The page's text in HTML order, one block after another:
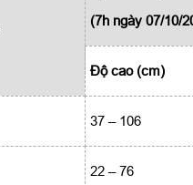
(7h ngày 07/10/
Độ cao (cm)
37 – 106
22 – 76